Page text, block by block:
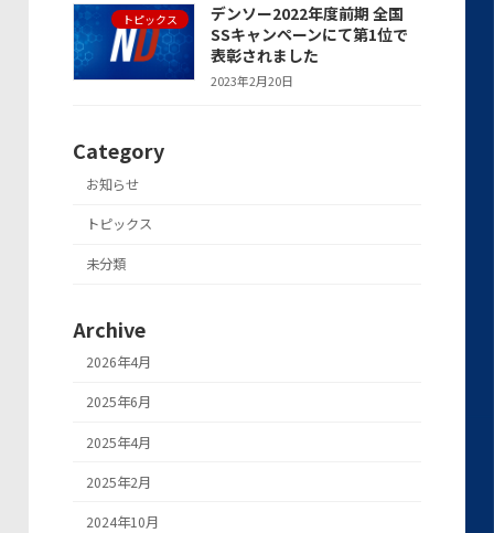
トピックス
デンソー2022年度前期 全国
SSキャンペーンにて第1位で
表彰されました
2023年2月20日
Category
お知らせ
トピックス
未分類
Archive
2026年4月
2025年6月
2025年4月
2025年2月
2024年10月